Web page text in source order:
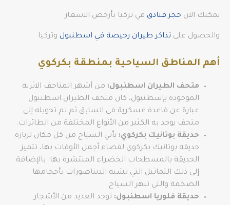
يمكنك الآن حجز فنادق في تركيا بأرخص الاسعار
والحصول على تذاكر طيران رخيصة في اسطنبول وتركيا
أهم المناطق السياحية بمنطقة بكركوي
متحف الطيران اسطنبول: من أشهر المتاحف الاثرية
الموجودة بإسطنبول، كان متحف الطيران اسطنبول
عبارة عن قاعدة عسكرية في السابق ثم تم تحويله إلى
متحف يوجد به الكثير من الأنواع المختلفة من الطائرات.
حديقة بوتانيك بكركوي: يأتي السياح من كل مكان لزيارة
حديقة بوتانيك بكركوي لقضاء أجمل الأوقات بها، تتميز
الحديقة بالمسطحات الخضراء المنتشرة بها. بالإضافة
إلى ذلك التماثيل التي تشبه الديناصورات بأحجامها
الضخمة والتي تبهر السياح.
حديقة فلوريا اسطنبول: توجد العديد من الأشجار